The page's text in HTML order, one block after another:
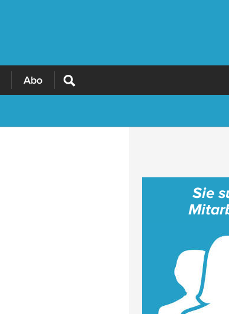
Abo
Sie